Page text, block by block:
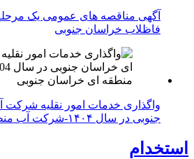
آگهی مناقصه های عمومی یک
فاظلاب خراسان جنوبی
واگذاری خدمات امور نقلیه
جنوبی در سال ۱۴۰۴-شرکت آب منطقه ای خراسان جنوبی
استخدام